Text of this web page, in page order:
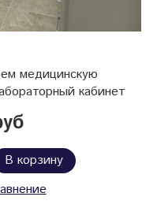
медицинскую
кабинет
В корзину